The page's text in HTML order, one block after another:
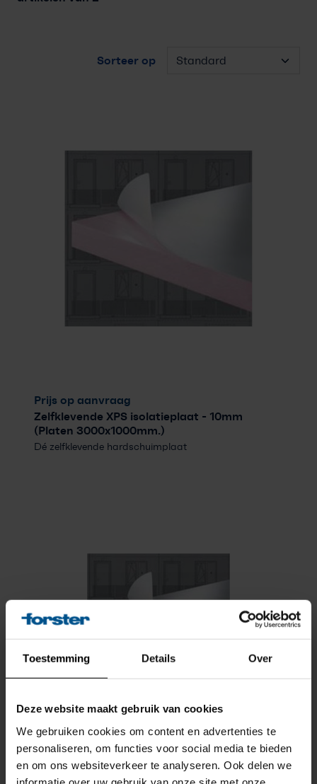
Toestemming Details Over
Deze website maakt gebruik van cookies
We gebruiken cookies om content en advertenties te
personaliseren, om functies voor social media te bieden
en om ons websiteverkeer te analyseren. Ook delen we
Sorteer op
Prijs op aanvraag
Zelfklevende XPS isolatieplaat - 10mm
(Platen 3000x1000mm.)
Dé zelfklevende hardschuimplaat
WEBSHOP
Vanwege de bouwvak is